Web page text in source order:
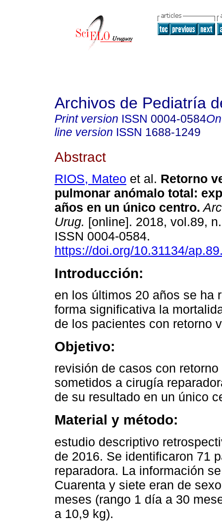
Archivos de Pediatría
Print version ISSN 0004-0584
line version ISSN 1688-1249
Abstract
RIOS, Mateo et al. Retorno
pulmonar anómalo total:
años en un único centro.
Urug. [online]. 2018, vol.89,
ISSN 0004-0584.
https://doi.org/10.31134/
Introducción:
en los últimos 20 años se ha
forma significativa la
de los pacientes con retorno
Objetivo:
revisión de casos con
sometidos a cirugía
de su resultado en un único
Material y método:
estudio descriptivo
de 2016. Se identificaron 71
reparadora. La información
Cuarenta y siete eran de
meses (rango 1 día a 30
a 10,9 kg).